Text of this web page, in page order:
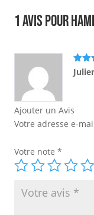
1 avis pour
Note
5
Ajouter un Avis
Votre adresse e-
Votre note *